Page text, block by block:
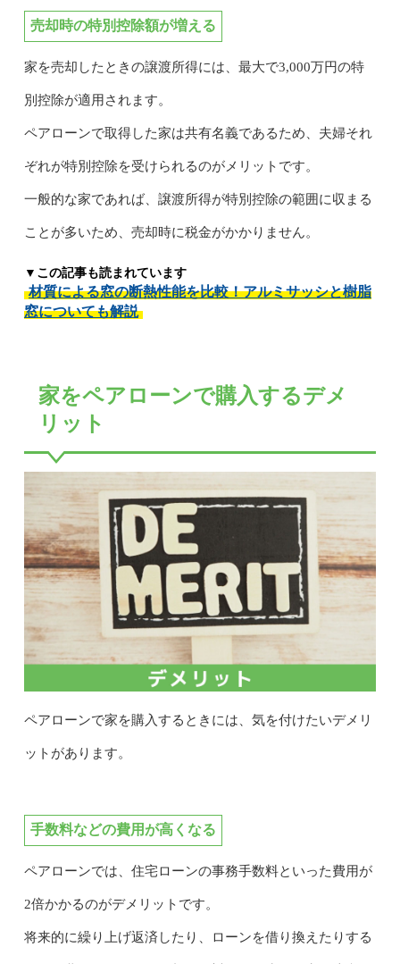
売却時の特別控除額が増える
家を売却したときの譲渡所得には、最大で3,000万円の特
別控除が適用されます。
ペアローンで取得した家は共有名義であるため、夫婦それ
ぞれが特別控除を受けられるのがメリットです。
一般的な家であれば、譲渡所得が特別控除の範囲に収まる
ことが多いため、売却時に税金がかかりません。
▼この記事も読まれています
材質による窓の断熱性能を比較！アルミサッシと樹脂
窓についても解説
家をペアローンで購入するデメ
リット
ペアローンで家を購入するときには、気を付けたいデメリ
ットがあります。
手数料などの費用が高くなる
ペアローンでは、住宅ローンの事務手数料といった費用が
2倍かかるのがデメリットです。
将来的に繰り上げ返済したり、ローンを借り換えたりする